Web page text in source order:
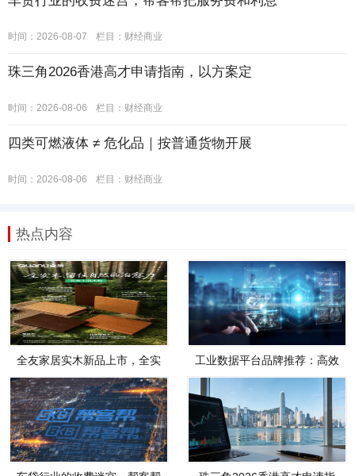
时间：2026-08-07 栏目： 财经商业
珠三角2026香港高才申请指南，以方案定
时间：2026-08-06 栏目： 财经商业
四类可燃液体 ≠ 危化品｜按普通货物开展
时间：2026-08-06 栏目： 财经商业
热点内容
全友家居实木新品上市，全实
木，才是真自然
工业数据平台品牌推荐：高效
管理、智能分析